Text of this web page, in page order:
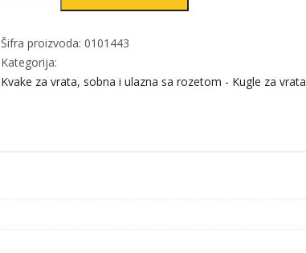
vrata
ALBA
8x8/90mm
Šifra proizvoda: 0101443
Kategorija:
Kvake za vrata, sobna i ulazna sa rozetom - Kugle za vrata